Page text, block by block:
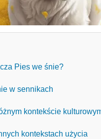
Pies we śnie?
w sennikach
kontekście
kontekstach użycia